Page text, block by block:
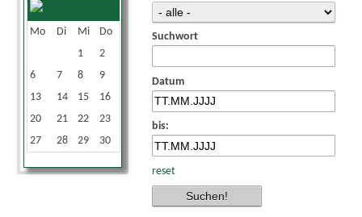
Mo
Di Mi Do Sa
So
1
2
6
7 8 9 11
12
13
14 15 16 18
19
20
21 22 23 25
27
28 29 30
Suchwort
Datum
bis:
reset